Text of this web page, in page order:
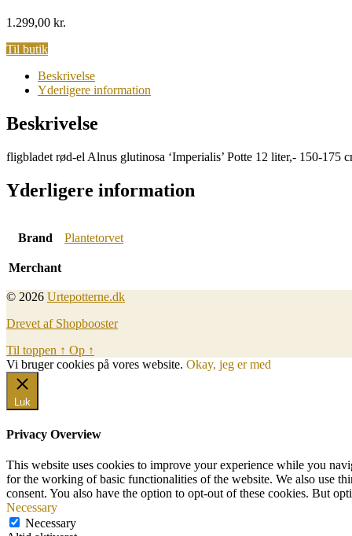
1.299,00 kr.
Til butik
Beskrivelse
Yderligere information
Beskrivelse
fligbladet rød-el Alnus glutinosa ‘Imperialis’ Potte 12 liter,- 150-175
Yderligere information
Brand Plantetorvet
Merchant
© 2026 Urtepotterne.dk
Drevet af Shopbooster
Til toppen ↑ Op ↑
Vi bruger cookies på vores website. Okay, jeg er med
Luk
Privacy Overview
This website uses cookies to improve your experience while you
for the working of basic functionalities of the website. We also use
consent. You also have the option to opt-out of these cookies. But
Necessary
Necessary